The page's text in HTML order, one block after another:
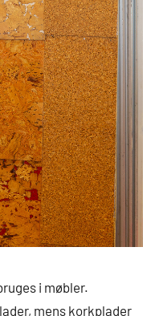
i møbler.
mens korkplader